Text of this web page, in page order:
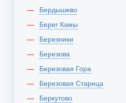
Бердышево
Берег Камы
Березники
Березова
Березовая Гора
Березовая Старица
Беркутово